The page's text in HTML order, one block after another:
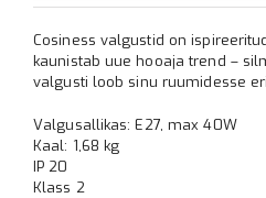
Cosiness valgustid on
kaunistab uue hooaja trend –
valgusti loob sinu ruumidesse
Valgusallikas: E27, max 40W
Kaal: 1,68 kg
IP 20
Klass 2